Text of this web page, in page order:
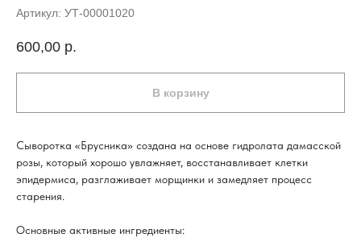
Артикул: УТ-00001020
600,00 р.
В корзину
Сыворотка «Брусника» создана на основе гидролата дамасской
розы, который хорошо увлажняет, восстанавливает клетки
эпидермиса, разглаживает морщинки и замедляет процесс
старения.
Основные активные ингредиенты: